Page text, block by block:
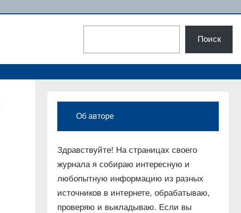
Поиск
Об авторе
Здравствуйте! На страницах своего
журнала я собираю интересную и
любопытную информацию из разных
источников в интернете, обрабатываю,
проверяю и выкладываю. Если вы